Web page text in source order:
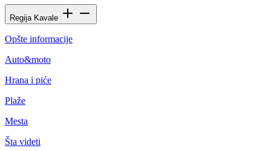
Regija Kavale
Opšte informacije
Auto&moto
Hrana i piće
Plaže
Mesta
Šta videti